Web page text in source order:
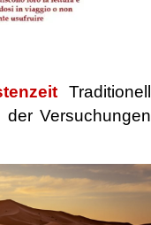
Traditionell
Versuchungen